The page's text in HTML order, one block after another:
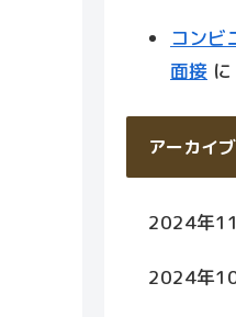
コンビ
面接 に
アーカイブ
2024年
2024年